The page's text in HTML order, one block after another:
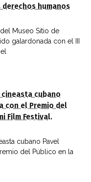
humanos
Museo Sitio de
galardonada con el III
cubano
con el Premio del
Film Festival.
cubano Pavel
del Público en la